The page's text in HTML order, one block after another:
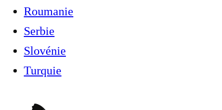
Roumanie
Serbie
Slovénie
Turquie